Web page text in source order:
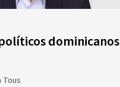
dominicanos
Tous